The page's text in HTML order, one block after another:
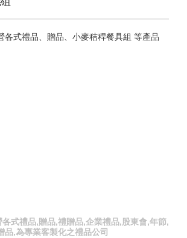
各式禮品、贈品、小麥秸稈餐具組 等產品
式禮品,贈品,禮贈品,企業禮品,股東會,年節,
品,為專業客製化之禮品公司